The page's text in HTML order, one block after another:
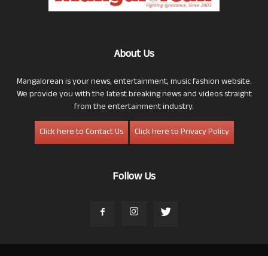
About Us
Mangalorean is your news, entertainment, music fashion website.
We provide you with the latest breaking news and videos straight
from the entertainment industry.
Click here to Contact Us
Click here to Privacy Policy
Follow Us